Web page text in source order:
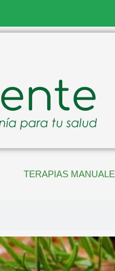
TERAPIAS